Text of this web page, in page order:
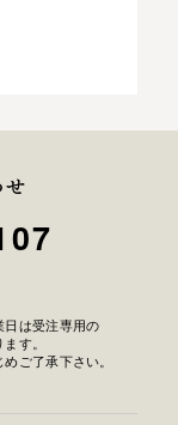
せ
は受注専用の
す。
ご了承下さい。